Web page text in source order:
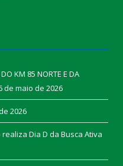
KM 85 NORTE E DA
de maio de 2026
2026
Dia D da Busca Ativa